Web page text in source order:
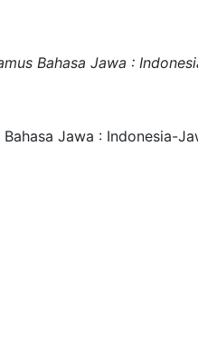
Bahasa Jawa :
Bahasa Jawa : Indonesia-